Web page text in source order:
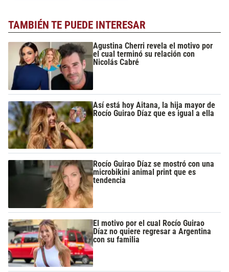
TAMBIÉN TE PUEDE INTERESAR
Agustina Cherri revela el motivo por
el cual terminó su relación con
Nicolás Cabré
Así está hoy Aitana, la hija mayor de
Rocío Guirao Díaz que es igual a ella
Rocío Guirao Díaz se mostró con una
microbikini animal print que es
tendencia
El motivo por el cual Rocío Guirao
Díaz no quiere regresar a Argentina
con su familia